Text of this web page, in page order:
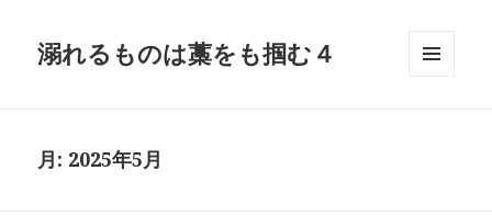
溺れるものは藁をも掴む４
月: 2025年5月